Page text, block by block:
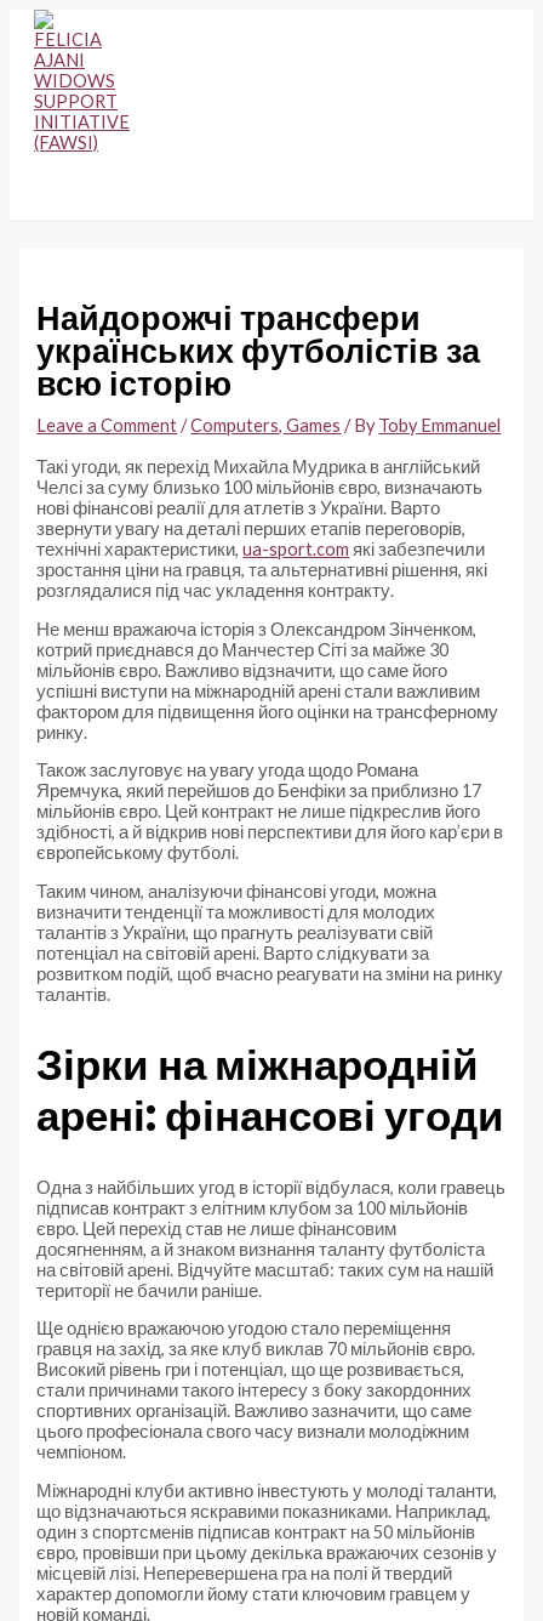
Skip
content
Найдорожчі трансфери
українських футболістів за
всю історію
Leave a Comment /Computers, Games / ByToby Emmanuel
Такі угоди, як перехід Михайла Мудрика в англійський
Челсі за суму близько 100 мільйонів євро, визначають
нові фінансові реалії для атлетів з України. Варто
звернути увагу на деталі перших етапів переговорів,
технічні характеристики,ua-sport.com які забезпечили
зростання ціни на гравця, та альтернативні рішення, які
розглядалися під час укладення контракту.
Не менш вражаюча історія з Олександром Зінченком,
котрий приєднався до Манчестер Сіті за майже 30
мільйонів євро. Важливо відзначити, що саме його
успішні виступи на міжнародній арені стали важливим
фактором для підвищення його оцінки на трансферному
ринку.
Також заслуговує на увагу угода щодо Романа
Яремчука, який перейшов до Бенфіки за приблизно 17
мільйонів євро. Цей контракт не лише підкреслив його
здібності, а й відкрив нові перспективи для його кар’єри в
європейському футболі.
Таким чином, аналізуючи фінансові угоди, можна
визначити тенденції та можливості для молодих
талантів з України, що прагнуть реалізувати свій
потенціал на світовій арені. Варто слідкувати за
розвитком подій, щоб вчасно реагувати на зміни на ринку
талантів.
Зірки на міжнародній
арені: фінансові угоди
Одна з найбільших угод в історії відбулася, коли гравець
підписав контракт з елітним клубом за 100 мільйонів
євро. Цей перехід став не лише фінансовим
досягненням, а й знаком визнання таланту футболіста
на світовій арені. Відчуйте масштаб: таких сум на нашій
території не бачили раніше.
Ще однією вражаючою угодою стало переміщення
гравця на захід, за яке клуб виклав 70 мільйонів євро.
Високий рівень гри і потенціал, що ще розвивається,
стали причинами такого інтересу з боку закордонних
спортивних організацій. Важливо зазначити, що саме
цього професіонала свого часу визнали молодіжним
чемпіоном.
Міжнародні клуби активно інвестують у молоді таланти,
що відзначаються яскравими показниками. Наприклад,
один з спортсменів підписав контракт на 50 мільйонів
євро, провівши при цьому декілька вражаючих сезонів у
місцевій лізі. Неперевершена гра на полі й твердий
характер допомогли йому стати ключовим гравцем у
новій команді.